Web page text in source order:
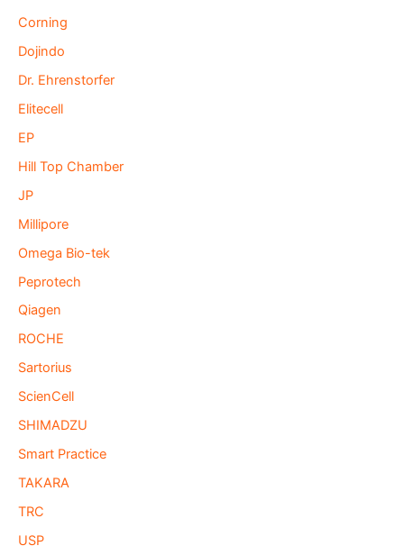
Corning
Dojindo
Dr. Ehrenstorfer
Elitecell
EP
Hill Top Chamber
JP
Millipore
Omega Bio-tek
Peprotech
Qiagen
ROCHE
Sartorius
ScienCell
SHIMADZU
Smart Practice
TAKARA
TRC
USP